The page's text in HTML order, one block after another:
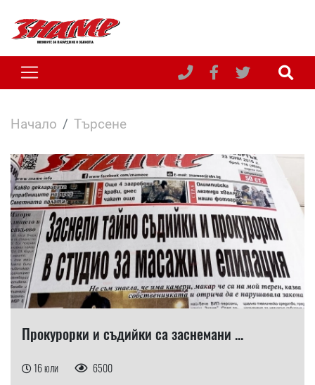
Начало Търсене
Прокурорки и съдийки са заснемани ...
16 юли 6500